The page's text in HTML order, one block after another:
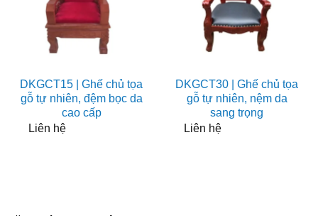
DKGCT15 | Ghế chủ tọa
gỗ tự nhiên, đệm bọc da
cao cấp
Liên hệ
DKGCT30 | Ghế chủ tọa
gỗ tự nhiên, nệm da
sang trọng
Liên hệ